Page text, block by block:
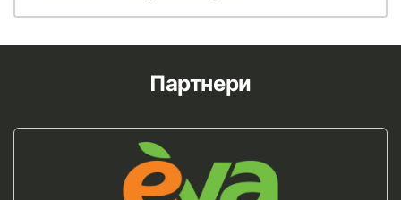
Партнери